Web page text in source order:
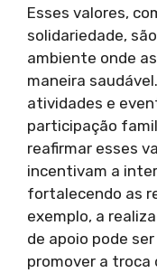
Esses valores,
solidariedade,
ambiente onde
maneira
atividades e
participação
reafirmar esses
incentivam a
fortalecendo as
exemplo, a
de apoio pode
promover a troca